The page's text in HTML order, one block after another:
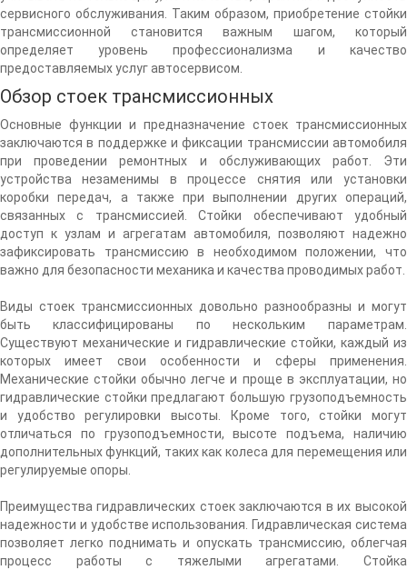
сервисного обслуживания. Таким образом, приобретение стойки
трансмиссионной становится важным шагом, который
определяет уровень профессионализма и качество
предоставляемых услуг автосервисом.
Обзор стоек трансмиссионных
Основные функции и предназначение стоек трансмиссионных
заключаются в поддержке и фиксации трансмиссии автомобиля
при проведении ремонтных и обслуживающих работ. Эти
устройства незаменимы в процессе снятия или установки
коробки передач, а также при выполнении других операций,
связанных с трансмиссией. Стойки обеспечивают удобный
доступ к узлам и агрегатам автомобиля, позволяют надежно
зафиксировать трансмиссию в необходимом положении, что
важно для безопасности механика и качества проводимых работ.
Виды стоек трансмиссионных довольно разнообразны и могут
быть классифицированы по нескольким параметрам.
Существуют механические и гидравлические стойки, каждый из
которых имеет свои особенности и сферы применения.
Механические стойки обычно легче и проще в эксплуатации, но
гидравлические стойки предлагают большую грузоподъемность
и удобство регулировки высоты. Кроме того, стойки могут
отличаться по грузоподъемности, высоте подъема, наличию
дополнительных функций, таких как колеса для перемещения или
регулируемые опоры.
Преимущества гидравлических стоек заключаются в их высокой
надежности и удобстве использования. Гидравлическая система
позволяет легко поднимать и опускать трансмиссию, облегчая
процесс работы с тяжелыми агрегатами. Стойка